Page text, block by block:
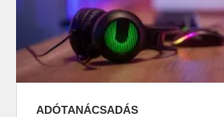
ADÓTANÁCSADÁS